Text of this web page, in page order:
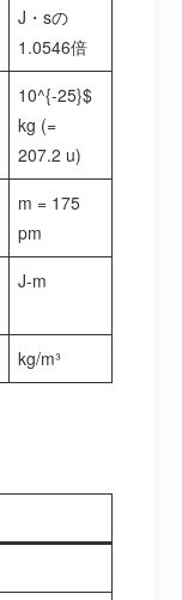
J・sの
1.0546倍
10^{-25}$
kg (=
207.2 u)
m = 175
pm
J-m
kg/m³